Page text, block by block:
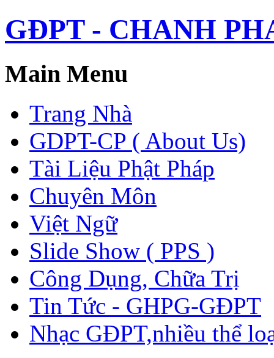
GĐPT - CHANH
Main Menu
Trang Nhà
GDPT-CP ( About Us)
Tài Liệu Phật Pháp
Chuyên Môn
Việt Ngữ
Slide Show ( PPS )
Công Dụng, Chữa Trị
Tin Tức - GHPG-GĐPT
Nhạc GĐPT,nhiều thể